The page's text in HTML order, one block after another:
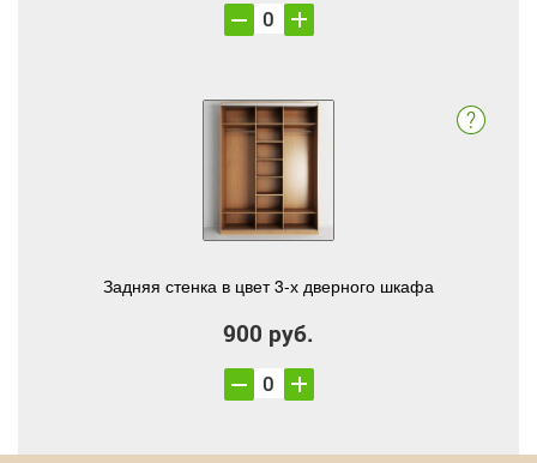
Задняя стенка в цвет 3-х дверного шкафа
900 руб.